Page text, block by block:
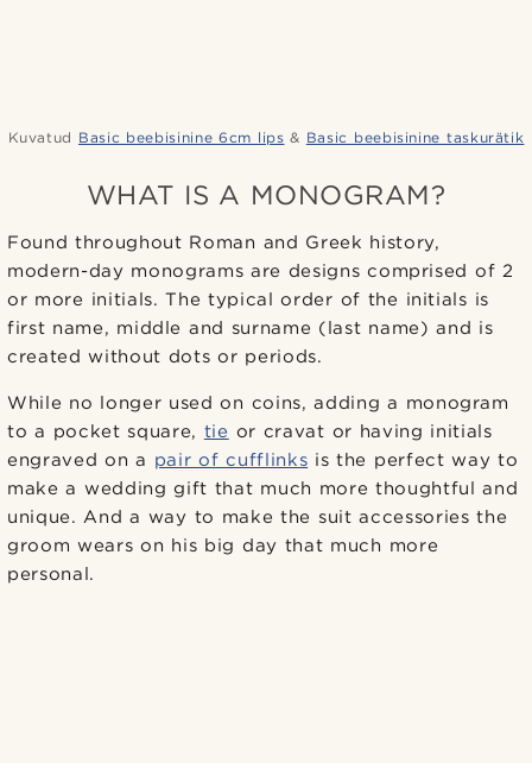
Kuvatud Basic beebisinine 6cm lips & Basic beebisinine taskurätik
WHAT IS A MONOGRAM?
Found throughout Roman and Greek history,
modern-day monograms are designs comprised of 2
or more initials. The typical order of the initials is
first name, middle and surname (last name) and is
created without dots or periods.
While no longer used on coins, adding a monogram
to a pocket square, tie or cravat or having initials
engraved on a pair of cufflinks is the perfect way to
make a wedding gift that much more thoughtful and
unique. And a way to make the suit accessories the
groom wears on his big day that much more
personal.